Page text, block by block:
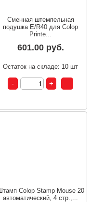
Сменная штемпельная
подушка E/R40 для Colop
Printe...
601.00 руб.
Остаток на складе: 10 шт
Штамп Colop Stamp Mouse 20
автоматический, 4 стр.,...